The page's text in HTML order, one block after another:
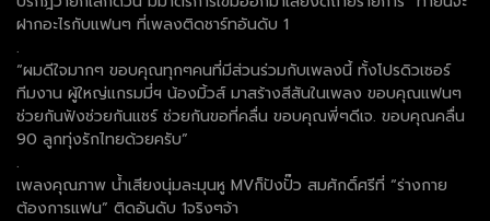
ฝากอะไรกับแฟนๆ ที่เพลงติดชาร์ทอันดับ 1
.
“ผมดีใจมากๆ ขอบคุณทุกๆคนที่มีส่วนร่วมกับเพลงนี้ ทั้งโปรดิวเซอร์
ทีมงาน ผู้ใหญ่แกรมมี่ฯ น้องมิ้วส์ มาสร้างสีสันในเพลง ขอบคุณแฟนๆ
ช่วยกันฟังช่วยกันแชร์ ช่วยกันขอที่คลื่น ขอบคุณพี่ๆดีเจ. ขอบคุณคลื่น
90 ลูกทุ่งรักไทยด้วยครับ”
.
เพลงคุณภาพ น้ำเสียงนุ่มละมุนหู MVก็ปังปั๊ว สมศักดิ์ศรีที่ “ร่างกาย
ต้องการแฟน” ติดอันดับ 1จริงๆจ้า